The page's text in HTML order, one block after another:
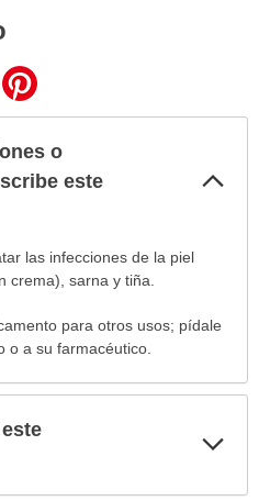
o
este
las infecciones de la piel
crema), sarna y tiña.
para otros usos; pídale
o a su farmacéutico.